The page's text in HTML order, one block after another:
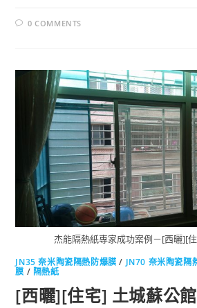
0 COMMENTS
杰能隔熱紙專家成功案例－[西曬][
JN35 奈米陶瓷隔熱防爆膜 / JN70 奈米陶瓷隔
膜 / 隔熱紙
[西曬][住宅] 土城蘇公館